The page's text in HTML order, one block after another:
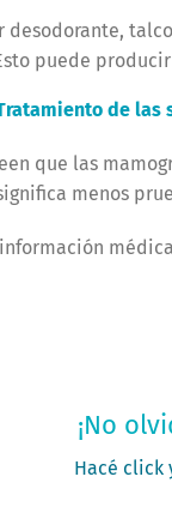
desodorante,
puede
de las
que las
menos
¡No
Hacé click